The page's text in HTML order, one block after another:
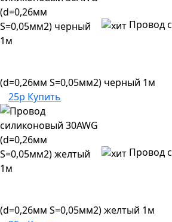
Провод
(d=0,26мм S=0,05мм2) черный 1м
25р Купить
Провод
(d=0,26мм S=0,05мм2) желтый 1м